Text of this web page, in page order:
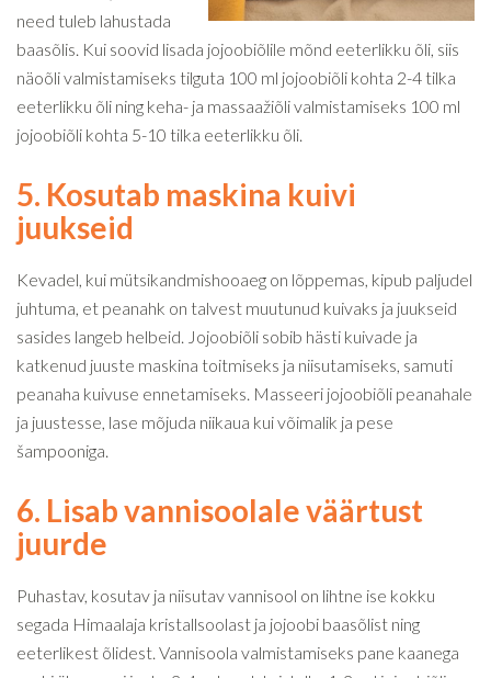
need tuleb lahustada
baasõlis. Kui soovid lisada jojoobiõlile mõnd eeterlikku õli, siis
näoõli valmistamiseks tilguta 100 ml jojoobiõli kohta 2-4 tilka
eeterlikku õli ning keha- ja massaažiõli valmistamiseks 100 ml
jojoobiõli kohta 5-10 tilka eeterlikku õli.
5. Kosutab maskina kuivi
juukseid
Kevadel, kui mütsikandmishooaeg on lõppemas, kipub paljudel
juhtuma, et peanahk on talvest muutunud kuivaks ja juukseid
sasides langeb helbeid. Jojoobiõli sobib hästi kuivade ja
katkenud juuste maskina toitmiseks ja niisutamiseks, samuti
peanaha kuivuse ennetamiseks. Masseeri jojoobiõli peanahale
ja juustesse, lase mõjuda niikaua kui võimalik ja pese
šampooniga.
6. Lisab vannisoolale väärtust
juurde
Puhastav, kosutav ja niisutav vannisool on lihtne ise kokku
segada Himaalaja kristallsoolast ja jojoobi baasõlist ning
eeterlikest õlidest. Vannisoola valmistamiseks pane kaanega